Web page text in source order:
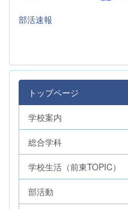
部活速報
トップページ
学校案内
総合学科
学校生活（前東TOPIC）
部活動